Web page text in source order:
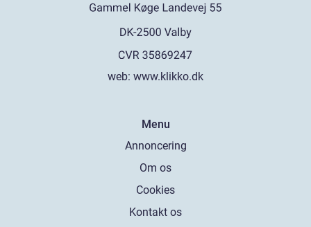
web: www.klikko.dk
Menu
Annoncering
Om os
Cookies
Kontakt os